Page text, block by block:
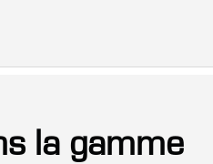
la gamme